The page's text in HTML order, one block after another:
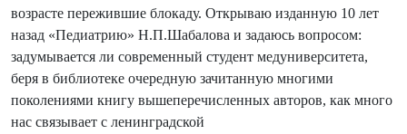
возрасте пережившие блокаду. Открываю изданную 10 лет
назад «Педиатрию» Н.П.Шабалова и задаюсь вопросом:
задумывается ли современный студент медуниверситета,
беря в библиотеке очередную зачитанную многими
поколениями книгу вышеперечисленных авторов, как много
нас связывает с ленинградской